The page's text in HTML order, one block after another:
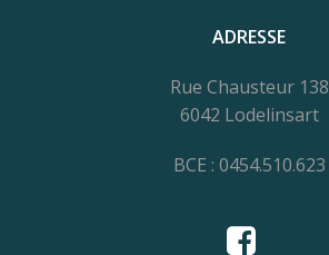
ADRESSE
Rue Chausteur 138
6042 Lodelinsart
BCE : 0454.510.623